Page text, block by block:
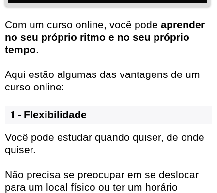
Com um curso online, você pode aprender
no seu próprio ritmo e no seu próprio
tempo.
Aqui estão algumas das vantagens de um
curso online:
1 - Flexibilidade
Você pode estudar quando quiser, de onde
quiser.
Não precisa se preocupar em se deslocar
para um local físico ou ter um horário